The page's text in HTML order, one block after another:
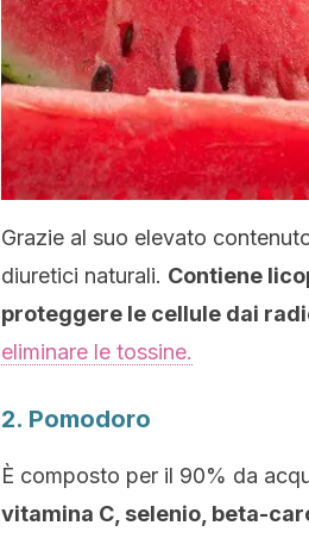
Grazie al suo elevato
diuretici naturali. Contiene
proteggere le cellule dai
eliminare le tossine.
2. Pomodoro
È composto per il 90% da
vitamina C, selenio, beta-